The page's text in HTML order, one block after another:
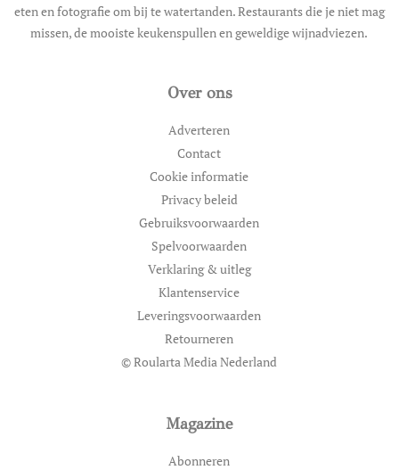
eten en fotografie om bij te watertanden. Restaurants die je niet mag
missen, de mooiste keukenspullen en geweldige wijnadviezen.
Over ons
Adverteren
Contact
Cookie informatie
Privacy beleid
Gebruiksvoorwaarden
Spelvoorwaarden
Verklaring & uitleg
Klantenservice
Leveringsvoorwaarden
Retourneren
© Roularta Media Nederland
Magazine
Abonneren